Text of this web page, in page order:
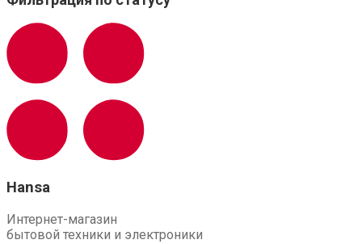
Hansa
Интернет-магазин
бытовой техники и электроники